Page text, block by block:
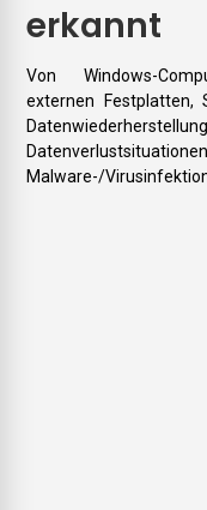
erkannt
Von Windows-
externen Festplatten,
Malware-/